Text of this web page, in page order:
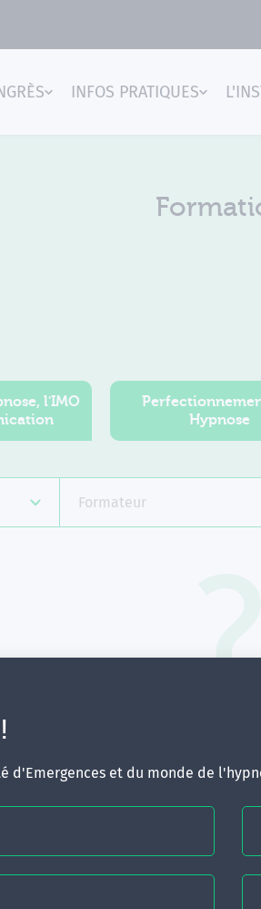
d'Emergences et du monde de
INFOS PRATIQUES
l'IMO
Hypnose
Formateur
Aucune formation